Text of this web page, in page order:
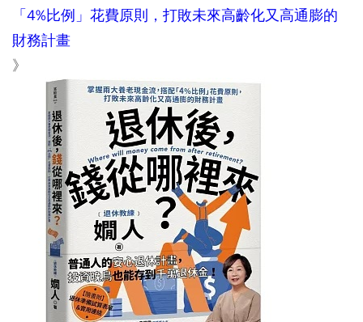
「4%比例」花費原則，打敗未來高齡化又高通膨的
財務計畫
》